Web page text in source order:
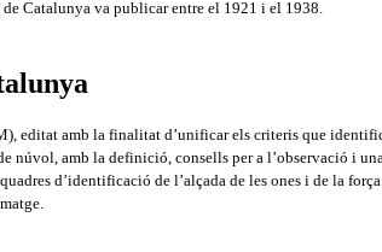
Catalunya va publicar entre el 1921 i el 1938.
editat amb la finalitat d’unificar els criteris que
núvol, amb la definició, consells per a l’observació i
d’identificació de l’alçada de les ones i de la